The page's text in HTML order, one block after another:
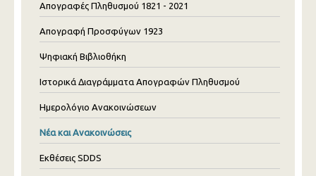
Απογραφές Πληθυσμού 1821 - 2021
Απογραφή Προσφύγων 1923
Ψηφιακή Βιβλιοθήκη
Ιστορικά Διαγράμματα Απογραφών Πληθυσμού
Ημερολόγιο Ανακοινώσεων
Νέα και Ανακοινώσεις
Εκθέσεις SDDS